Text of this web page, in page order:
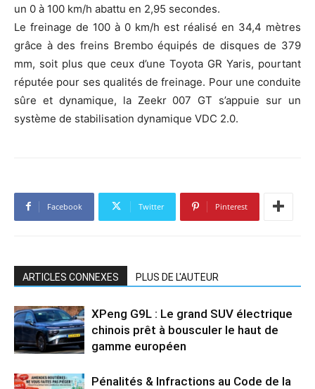
un 0 à 100 km/h abattu en 2,95 secondes.
Le freinage de 100 à 0 km/h est réalisé en 34,4 mètres
grâce à des freins Brembo équipés de disques de 379
mm, soit plus que ceux d’une Toyota GR Yaris, pourtant
réputée pour ses qualités de freinage. Pour une conduite
sûre et dynamique, la Zeekr 007 GT s’appuie sur un
système de stabilisation dynamique VDC 2.0.
Facebook Twitter Pinterest
ARTICLES CONNEXES PLUS DE L'AUTEUR
XPeng G9L : Le grand SUV électrique
chinois prêt à bousculer le haut de
gamme européen
Pénalités & Infractions au Code de la